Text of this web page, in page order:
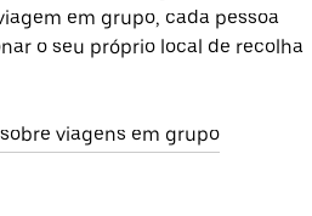
em grupo, cada pessoa
o seu próprio local de recolha
viagens em grupo